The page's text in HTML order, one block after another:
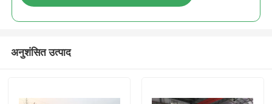
अनुशंसित उत्पाद